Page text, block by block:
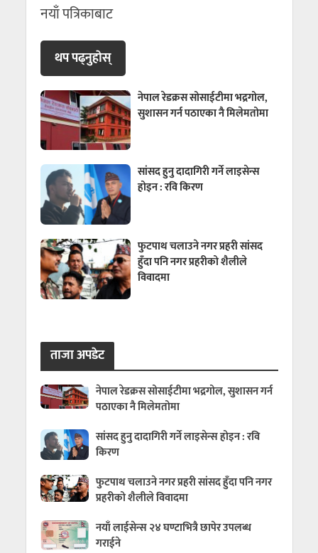
नयाँ पत्रिकाबाट
थप पढ्नुहाेस्
नेपाल रेडक्रस सोसाईटीमा भद्रगोल,
सुशासन गर्न पठाएका नै मिलेमतोमा
सांसद हुनु दादागिरी गर्ने लाइसेन्स
होइन : रवि किरण
फुटपाथ चलाउने नगर प्रहरी सांसद
हुँदा पनि नगर प्रहरीको शैलीले
विवादमा
ताजा अपडेट
नेपाल रेडक्रस सोसाईटीमा भद्रगोल, सुशासन गर्न
पठाएका नै मिलेमतोमा
सांसद हुनु दादागिरी गर्ने लाइसेन्स होइन : रवि
किरण
फुटपाथ चलाउने नगर प्रहरी सांसद हुँदा पनि नगर
प्रहरीको शैलीले विवादमा
नयाँ लाईसेन्स २४ घण्टाभित्रै छापेर उपलब्ध
गराईने